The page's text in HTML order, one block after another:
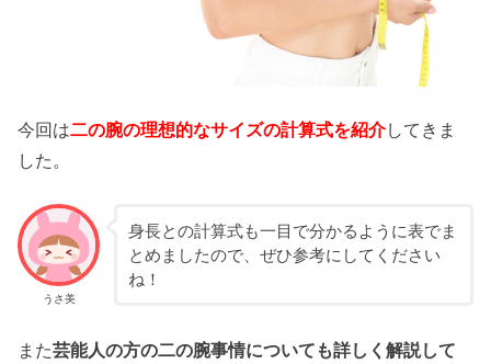
今回は二の腕の理想的なサイズの計算式を紹介してきま
した。
うさ美
身長との計算式も一目で分かるように表でま
とめましたので、ぜひ参考にしてください
ね！
また芸能人の方の二の腕事情についても詳しく解説して